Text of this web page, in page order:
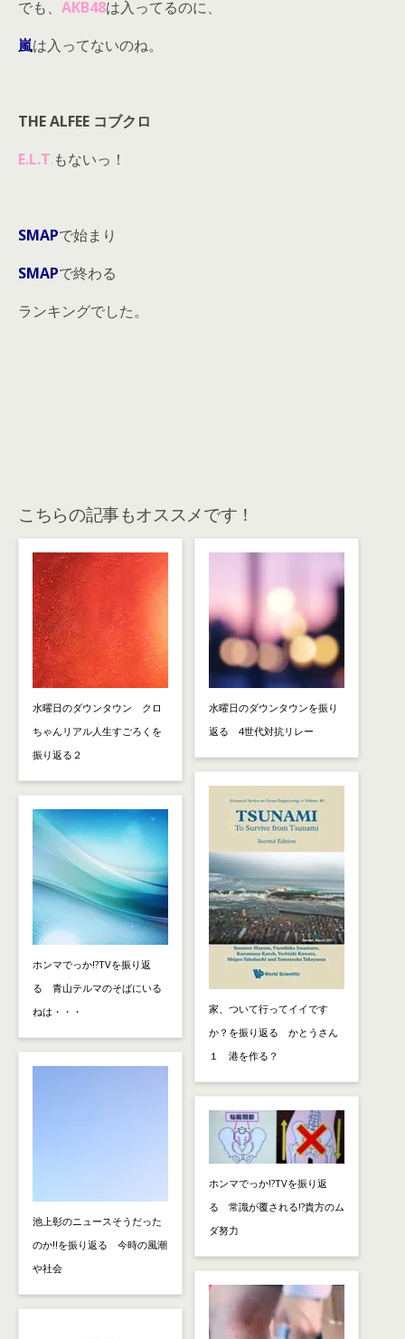
でも、 AKB48は入ってるのに、
嵐は入ってないのね。
THE ALFEE コブクロ
E.L.T.もないっ！
SMAPで始まり
SMAPで終わる
ランキングでした。
こちらの記事もオススメです！
水曜日のダウンタウン クロ
ちゃんリアル人生すごろくを
振り返る２
ホンマでっか!?TVを振り返
る 青山テルマのそばにいる
ねは・・・
池上彰のニュースそうだった
のか!!を振り返る 今時の風潮
や社会
水曜日のダウンタウンを振り
返る 4世代対抗リレー
家、ついて行ってイイです
か？を振り返る かとうさん
１ 港を作る？
ホンマでっか!?TVを振り返
る 常識が覆される!?貴方のム
ダ努力